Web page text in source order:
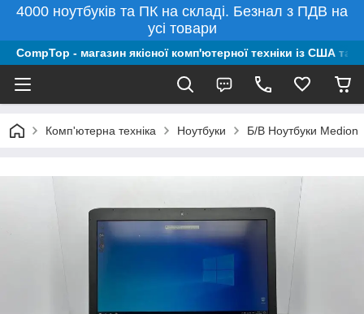
4000 ноутбуків та ПК на складі. Безнал з ПДВ на
усі товари
CompTop - магазин якісної комп'ютерної техніки із США та
Комп'ютерна техніка Ноутбуки Б/В Ноутбуки Medion